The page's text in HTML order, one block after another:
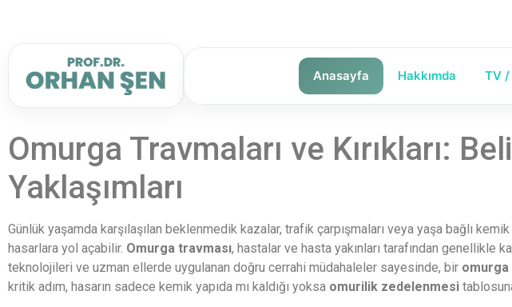
Anasayfa Hakkımda TV /
Omurga Travmaları ve Kırıkları:
Yaklaşımları
Günlük yaşamda karşılaşılan beklenmedik kazalar, trafik çarpışmaları veya yaşa bağlı
hasarlara yol açabilir. Omurga travması, hastalar ve hasta yakınları tarafından genellikle
teknolojileri ve uzman ellerde uygulanan doğru cerrahi müdahaleler sayesinde, bir omurga
kritik adım, hasarın sadece kemik yapıda mı kaldığı yoksa omurilik zedelenmesi